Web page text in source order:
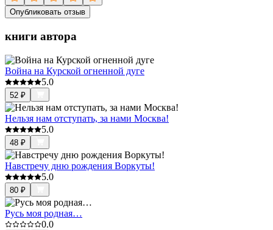
Опубликовать отзыв
книги автора
Война на Курской огненной дуге
5.0
52 ₽
Нельзя нам отступать, за нами Москва!
5.0
48 ₽
Навстречу дню рождения Воркуты!
5.0
80 ₽
Русь моя родная…
0.0